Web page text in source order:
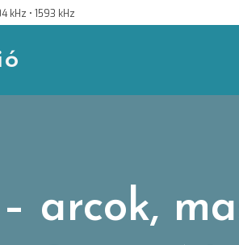
kHz • 1593 kHz
arcok,